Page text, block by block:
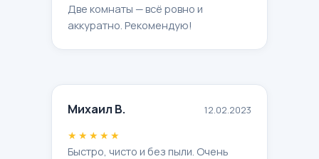
Две комнаты — всё ровно и
аккуратно. Рекомендую!
Михаил В. 12.02.2023
★★★★★
Быстро, чисто и без пыли. Очень